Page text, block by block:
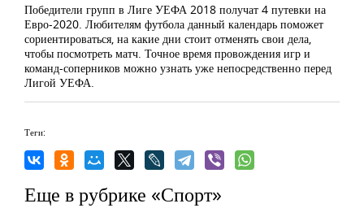
Победители групп в Лиге УЕФА 2018 получат 4 путевки на
Евро-2020. Любителям футбола данный календарь поможет
сориентироваться, на какие дни стоит отменять свои дела,
чтобы посмотреть матч. Точное время провождения игр и
команд-соперников можно узнать уже непосредственно перед
Лигой УЕФА.
Теги:
Еще в рубрике «Спорт»